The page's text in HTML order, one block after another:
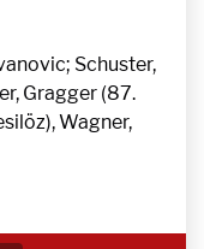
Schuster,
Gragger (87.
Wagner,